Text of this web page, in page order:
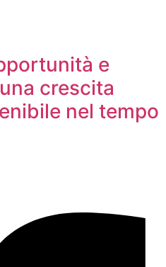
e
crescita
nel tempo